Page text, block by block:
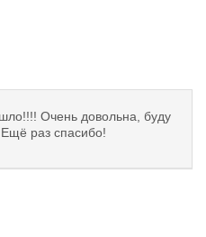
Очень довольна, буду
раз спасибо!